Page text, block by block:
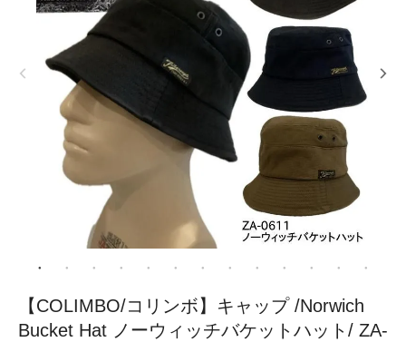
【COLIMBO/コリンボ】キャップ /Norwich
Bucket Hat ノーウィッチバケットハット/ ZA-